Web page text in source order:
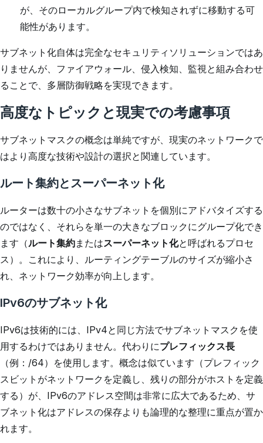
が、そのローカルグループ内で検知されずに移動する可
能性があります。
サブネット化自体は完全なセキュリティソリューションではあ
りませんが、ファイアウォール、侵入検知、監視と組み合わせ
ることで、多層防御戦略を実現できます。
高度なトピックと現実での考慮事項
サブネットマスクの概念は単純ですが、現実のネットワークで
はより高度な技術や設計の選択と関連しています。
ルート集約とスーパーネット化
ルーターは数十の小さなサブネットを個別にアドバタイズする
のではなく、それらを単一の大きなブロックにグループ化でき
ます（ルート集約またはスーパーネット化と呼ばれるプロセ
ス）。これにより、ルーティングテーブルのサイズが縮小さ
れ、ネットワーク効率が向上します。
IPv6のサブネット化
IPv6は技術的には、IPv4と同じ方法でサブネットマスクを使
用するわけではありません。代わりにプレフィックス長
（例：/64）を使用します。概念は似ています（プレフィック
スビットがネットワークを定義し、残りの部分がホストを定義
する）が、IPv6のアドレス空間は非常に広大であるため、サ
ブネット化はアドレスの保存よりも論理的な整理に重点が置か
れます。